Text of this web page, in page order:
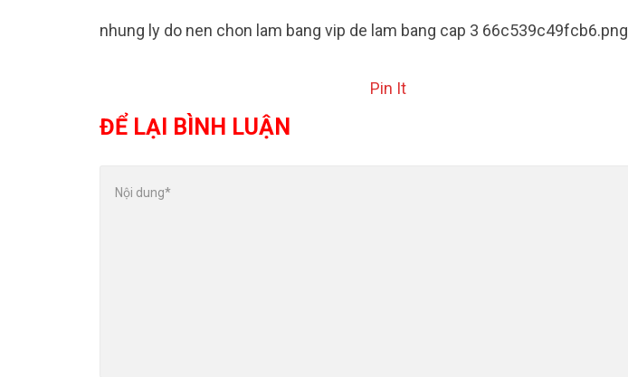
nhung ly do nen chon lam bang vip de lam bang cap 3 66c539c49fcb6.png
Pin It
ĐỂ LẠI BÌNH LUẬN